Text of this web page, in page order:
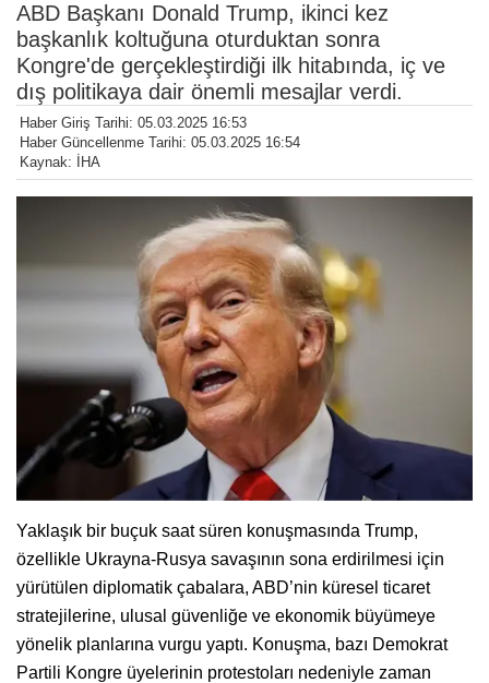
ABD Başkanı Donald Trump, ikinci kez
başkanlık koltuğuna oturduktan sonra
Kongre'de gerçekleştirdiği ilk hitabında, iç ve
dış politikaya dair önemli mesajlar verdi.
Haber Giriş Tarihi: 05.03.2025 16:53
Haber Güncellenme Tarihi: 05.03.2025 16:54
Kaynak: İHA
Yaklaşık bir buçuk saat süren konuşmasında Trump,
özellikle Ukrayna-Rusya savaşının sona erdirilmesi için
yürütülen diplomatik çabalara, ABD’nin küresel ticaret
stratejilerine, ulusal güvenliğe ve ekonomik büyümeye
yönelik planlarına vurgu yaptı. Konuşma, bazı Demokrat
Partili Kongre üyelerinin protestoları nedeniyle zaman